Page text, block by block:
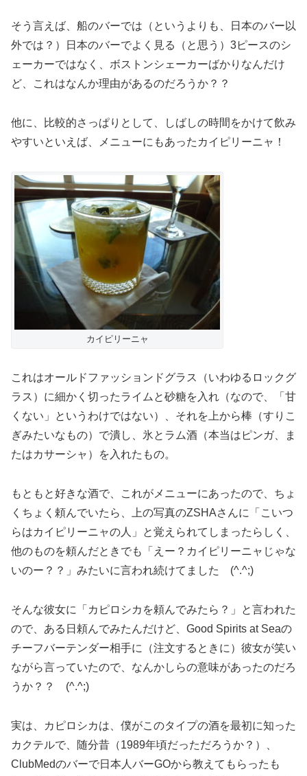
そう言えば、船のバーでは（というよりも、日本のバー以
外では？）日本のバーでよく見る（と思う）3ピースのシ
ェーカーではなく、ボストンシェーカーばかりなんだけ
ど、これはなんか理由があるのだろうか？？
他に、比較的さっぱりとして、しばしの時間をかけて飲み
やすいといえば、メニューにもあったカイピリーニャ！
カイピリーニャ
これはオールドファッションドグラス（いわゆるロックグ
ラス）に細かく切ったライムと砂糖を入れ（なので、「甘
くない」というわけではない）、それを上から棒（すりこ
ぎみたいなもの）で潰し、氷とラム酒（本当はピンガ、ま
たはカサーシャ）を入れたもの。
もともと好きな酒で、これがメニューにあったので、ちょ
くちょく頼んでいたら、上の写真のZSHAさんに「こいつ
らはカイピリーニャの人」と覚えられてしまったらしく、
他のものを頼んだときでも「えー？カイピリーニャじゃな
いのー？？」みたいに言われ続けてました (^.^;)
そんな彼女に「カピロシカを頼んでみたら？」と言われた
ので、ある日頼んでみたんだけど、Good Spirits at Seaの
チーフバーテンダー相手に（注文するときに）彼女が笑い
ながら言っていたので、なんかしらの意味があったのだろ
うか？？ (^.^;)
実は、カピロシカは、僕がこのタイプの酒を最初に知った
カクテルで、随分昔（1989年頃だっただろうか？）、
ClubMedのバーで日本人バーGOから教えてもらったも